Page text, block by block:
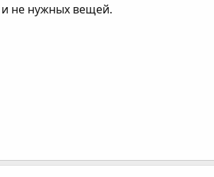
и не нужных вещей.